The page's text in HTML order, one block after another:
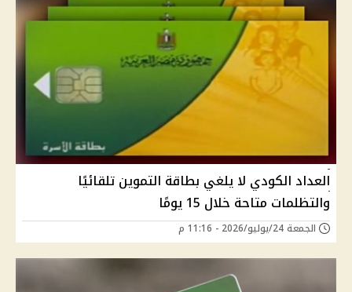
العداد الكودي لا يلغي بطاقة التموين تلقائيًا
والتظلمات متاحة خلال 15 يومًا
الجمعة 24/يوليو/2026 - 11:16 م